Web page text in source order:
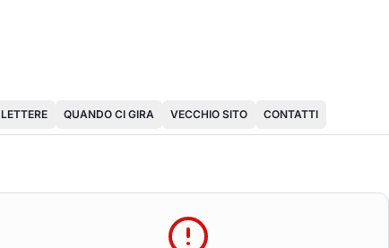
LETTERE QUANDO CI GIRA VECCHIO SITO CONTATTI